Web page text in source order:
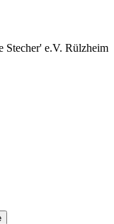
Stecher' e.V. Rülzheim